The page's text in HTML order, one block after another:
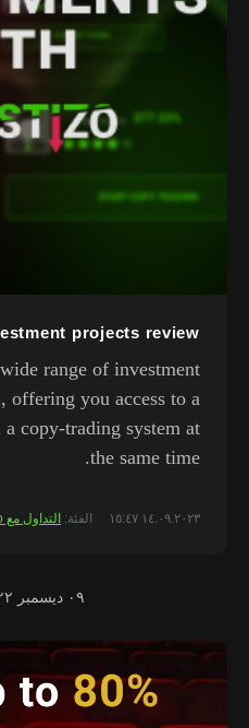
projects review
range of investment
offering you access to a
copy-trading system at
the same time.
١٤.٠٩.٢٠٢٣ ١٥:٤٧ الفئة: التداول مع Investizo
٠٩ ديسمبر ٢٠٢٢, الجمعة